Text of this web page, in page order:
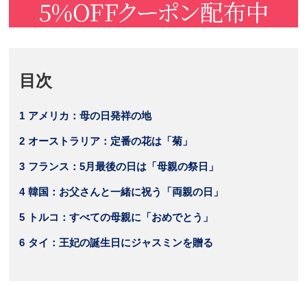
目次
1 アメリカ：母の日発祥の地
2 オーストラリア：定番の花は「菊」
3 フランス：5月最後の日は「母親の祭日」
4 韓国：お父さんと一緒に祝う「両親の日」
5 トルコ：すべての母親に「おめでとう」
6 タイ：王妃の誕生日にジャスミンを贈る